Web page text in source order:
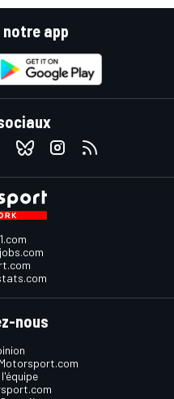
notre app
nous